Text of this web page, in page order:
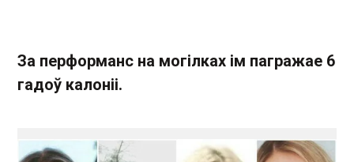
За перформанс на могілках ім пагражае 6
гадоў калоніі.